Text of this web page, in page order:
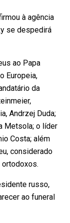
à agência
se despedirá
ao Papa
Europeia,
da
Andrzej Duda;
Metsola; o líder
Costa; além
considerado
ortodoxos.
russo,
ao funeral